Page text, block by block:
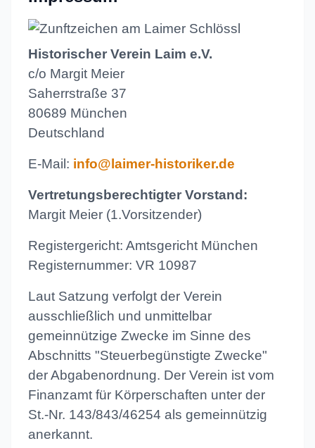
Historischer Verein Laim e.V.
c/o Margit Meier
Saherrstraße 37
80689 München
Deutschland
E-Mail: info@laimer-historiker.de
Vertretungsberechtigter Vorstand:
Margit Meier (1.Vorsitzender)
Registergericht: Amtsgericht München
Registernummer: VR 10987
Laut Satzung verfolgt der Verein
ausschließlich und unmittelbar
gemeinnützige Zwecke im Sinne des
Abschnitts "Steuerbegünstigte Zwecke"
der Abgabenordnung. Der Verein ist vom
Finanzamt für Körperschaften unter der
St.-Nr. 143/843/46254 als gemeinnützig
anerkannt.